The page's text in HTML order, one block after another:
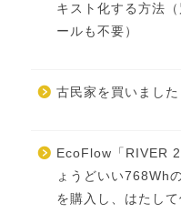
キスト化する方法
ールも不要）
古民家を買いました
EcoFlow「RIVER
ょうどいい768Wh
を購入し、はたし